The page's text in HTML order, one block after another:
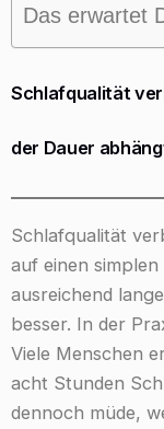
Das erwartet
Schlafqualität
der Dauer
Schlafqualität
auf einen
ausreichend
besser. In der
Viele Menschen
acht Stunden
dennoch müde,